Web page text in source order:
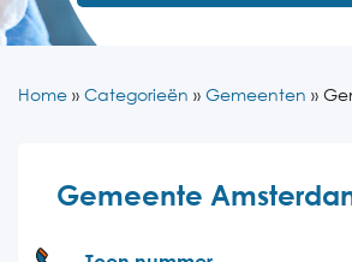
Home » Categorieën » Gemeenten »
Gemeente